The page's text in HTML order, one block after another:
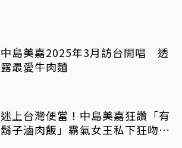
中島美嘉2025年3月訪台開唱 透
露最愛牛肉麵
迷上台灣便當！中島美嘉狂讚「有
鬍子滷肉飯」霸氣女王私下狂吻全